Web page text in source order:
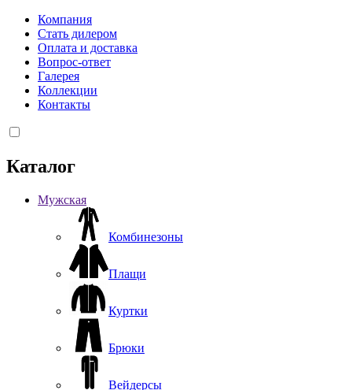
Компания
Стать дилером
Оплата и доставка
Вопрос-ответ
Галерея
Коллекции
Контакты
Каталог
Мужская
Комбинезоны
Плащи
Куртки
Брюки
Вейдерсы